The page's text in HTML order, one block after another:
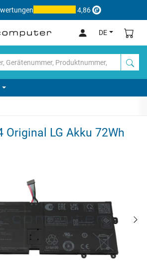
4,86
DE
Original LG Akku 72Wh